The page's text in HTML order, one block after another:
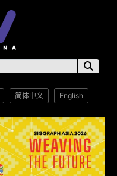
简体中文 English